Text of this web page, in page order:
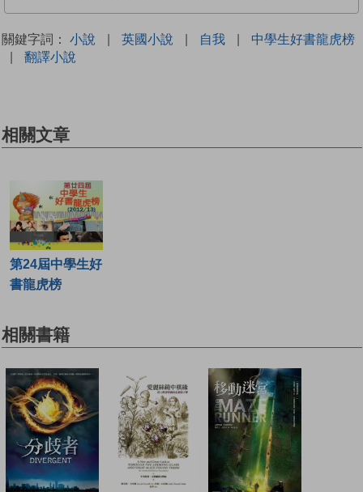
關鍵字詞： 小說 | 英國小說 | 自我 |
中學生好書龍虎榜
|
翻譯小說
相關文章
第24屆中學生好
書龍虎榜
相關書籍